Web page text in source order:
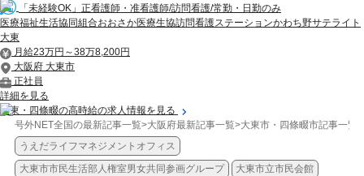
「未経験OK」正看護師・准看護師/訪問看護/常勤・日勤のみ
医療福祉生活協同組合おおさか医療生協訪問看護ステーションかわち野サテライト
大東
月給23万円～38万8,200円
大阪府 大東市
正社員
詳細を見る
大東・四條畷の高時給の求人情報を見る
号外NET全国の最新記事一覧>大阪府最新記事一覧>大東市・四條畷市記事一覧
うえだライフマネジメントオフィス
大東市市民生活部人権室男女共同参画グループ 大東市立市民会館